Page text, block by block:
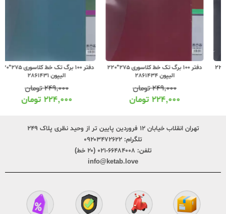
دفتر 100 برگ تک خط کلاسوری 275*220
الیپون 2861434
۲۴۹,۰۰۰تومان
۲۲۴,۰۰۰تومان
دفتر 100 برگ تک خط کلاسوری 275*220
الیپون 2861431
۲۴۹,۰۰۰تومان
۲۲۴,۰۰۰تومان
تهران انقلاب خیابان ۱۲ فروردین پایین تر از وحید نظری پلاک ۲۴۹
تلگرام: ۰۹۲۰۳۴۷۲۶۲۲
تلفن: ۶۶۴۸۴۰۰۸-۰۲۱ (۲۰ خط)
info@ketab.love